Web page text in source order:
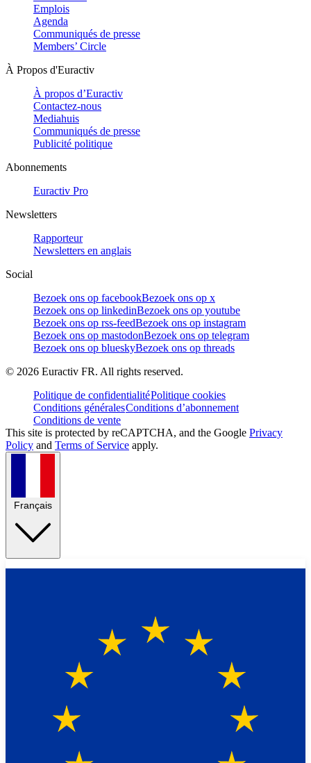
Emplois
Agenda
Communiqués de presse
Members’ Circle
À Propos d'Euractiv
À propos d’Euractiv
Contactez-nous
Mediahuis
Communiqués de presse
Publicité politique
Abonnements
Euractiv Pro
Newsletters
Rapporteur
Newsletters en anglais
Social
Bezoek ons op facebookBezoek ons op x
Bezoek ons op linkedinBezoek ons op youtube
Bezoek ons op rss-feedBezoek ons op instagram
Bezoek ons op mastodonBezoek ons op telegram
Bezoek ons op blueskyBezoek ons op threads
© 2026 Euractiv FR. All rights reserved.
Politique de confidentialitéPolitique cookies
Conditions généralesConditions d’abonnement
Conditions de vente
This site is protected by reCAPTCHA, and the Google Privacy
Policy and Terms of Service apply.
Français